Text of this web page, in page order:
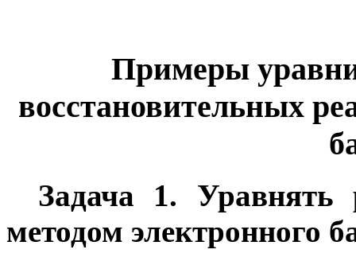
Примеры
восстановительных
Задача 1.
методом электронного